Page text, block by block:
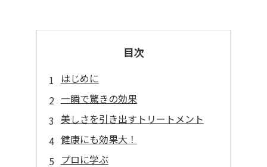
目次
はじめに
一瞬で驚きの効果
美しさを引き出すトリートメント
健康にも効果大！
プロに学ぶ